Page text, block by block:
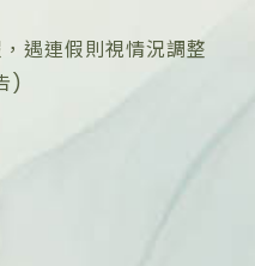
遇連假則視情況調整
)